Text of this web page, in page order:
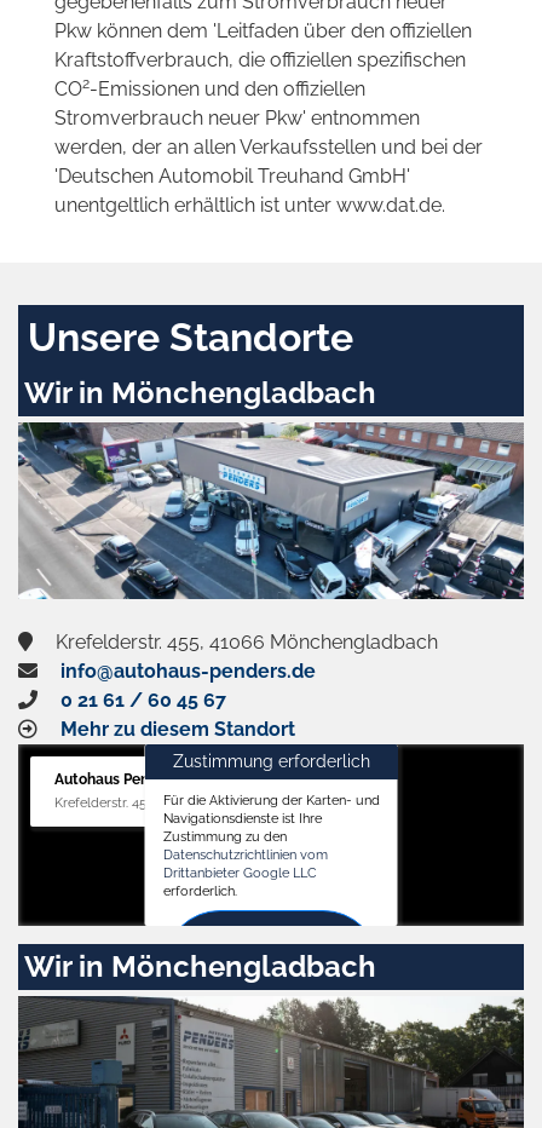
Pkw können dem 'Leitfaden über den offiziellen
Kraftstoffverbrauch, die offiziellen spezifischen
CO2-Emissionen und den offiziellen
Stromverbrauch neuer Pkw' entnommen
werden, der an allen Verkaufsstellen und bei der
'Deutschen Automobil Treuhand GmbH'
unentgeltlich erhältlich ist unter www.dat.de.
Unsere Standorte
Wir in Mönchengladbach
Krefelderstr. 455, 41066 Mönchengladbach
info@autohaus-penders.de
0 21 61 / 60 45 67
Mehr zu diesem Standort
Autohaus Penders (Verkauf)
Krefelderstr. 455, 41066 Mönchengladbach
Zustimmung erforderlich
Für die Aktivierung der Karten- und
Navigationsdienste ist Ihre
Zustimmung zu den
Datenschutzrichtlinien vom
Drittanbieter Google LLC
erforderlich.
Zustimmen
und
aktivieren
Wir in Mönchengladbach